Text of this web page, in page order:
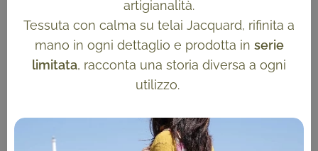
artigianalità.
Tessuta con calma su telai Jacquard, rifinita a
mano in ogni dettaglio e prodotta in serie
limitata, racconta una storia diversa a ogni
utilizzo.